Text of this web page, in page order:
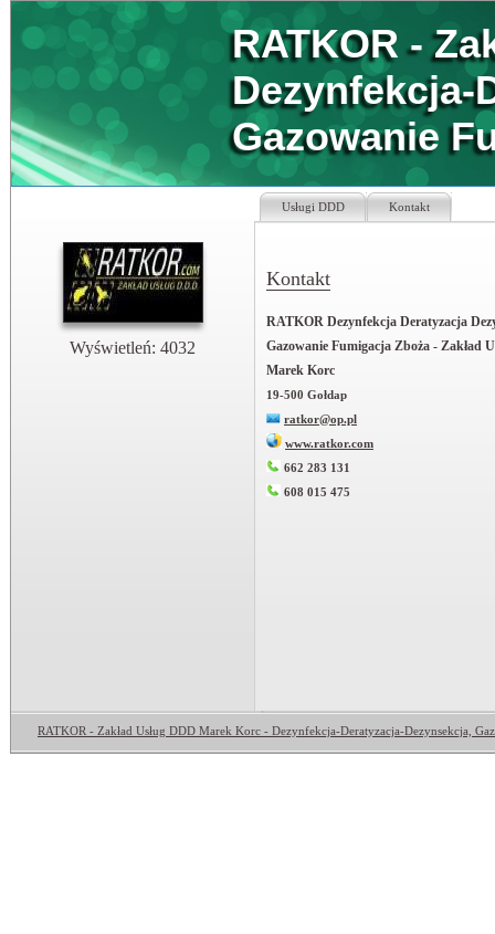
RATKOR -
Dezynfekcja-
Gazowanie
Wyświetleń: 4032
Usługi DDD Kontakt
Kontakt
RATKOR Dezynfekcja Deratyzacja
Gazowanie Fumigacja Zboża - Zakład
Marek Korc
19-500 Gołdap
ratkor@op.pl
www.ratkor.com
662 283 131
608 015 475
RATKOR - Zakład Usług DDD Marek Korc - Dezynfekcja-Deratyzacja-Dezynsekcja,